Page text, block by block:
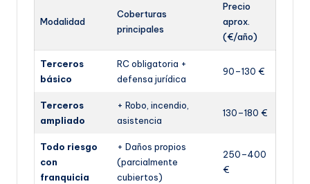
Modalidad
Coberturas
principales
Precio
aprox.
(€/año)
Terceros
básico
RC obligatoria +
defensa jurídica
90–130 €
Terceros
ampliado
+ Robo, incendio,
asistencia
130–180 €
Todo riesgo
con
franquicia
+ Daños propios
(parcialmente
cubiertos)
250–400
€